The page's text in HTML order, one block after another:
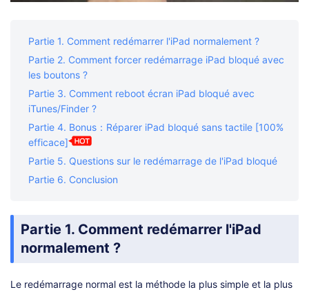
Partie 1. Comment redémarrer l'iPad normalement ?
Partie 2. Comment forcer redémarrage iPad bloqué avec
les boutons ?
Partie 3. Comment reboot écran iPad bloqué avec
iTunes/Finder ?
Partie 4. Bonus：Réparer iPad bloqué sans tactile [100%
efficace]
Partie 5. Questions sur le redémarrage de l'iPad bloqué
Partie 6. Conclusion
Partie 1. Comment redémarrer l'iPad
normalement ?
Le redémarrage normal est la méthode la plus simple et la plus